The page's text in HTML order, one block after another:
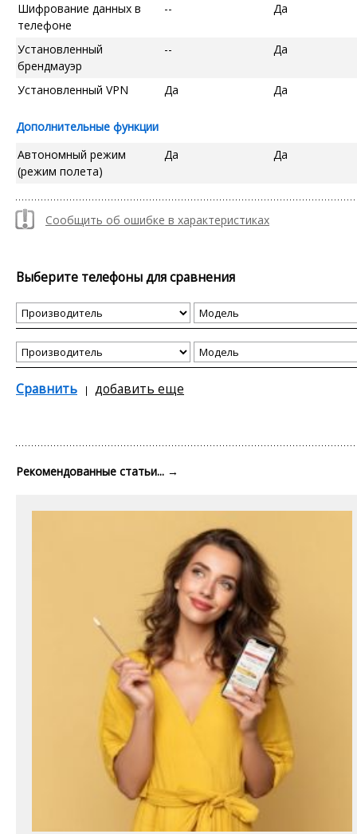
Шифрование данных в
телефоне
-- Да
Установленный
брендмауэр
-- Да
Установленный VPN Да Да
Дополнительные функции
Автономный режим
(режим полета)
Да Да
Сообщить об ошибке в характеристиках
Выберите телефоны для сравнения
Сравнить добавить еще
Рекомендованные статьи... →